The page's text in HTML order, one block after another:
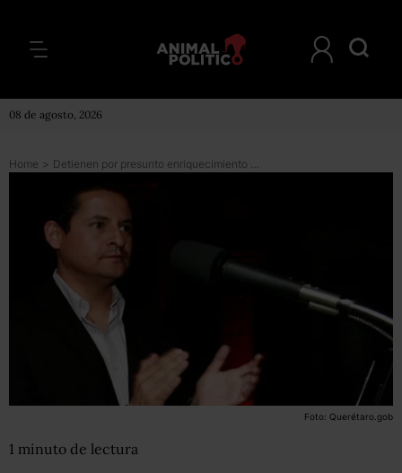
08 de agosto, 2026
Home > Detienen por presunto enriquecimiento ilícito a exvocero del exgobernador de Querétaro
Foto: Querétaro.gob
1 minuto de lectura